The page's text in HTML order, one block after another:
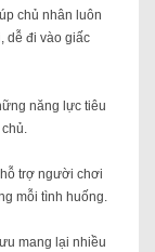
chủ nhân luôn
dễ đi vào giấc
năng lực tiêu
trợ người chơi
mỗi tình huống.
mang lại nhiều